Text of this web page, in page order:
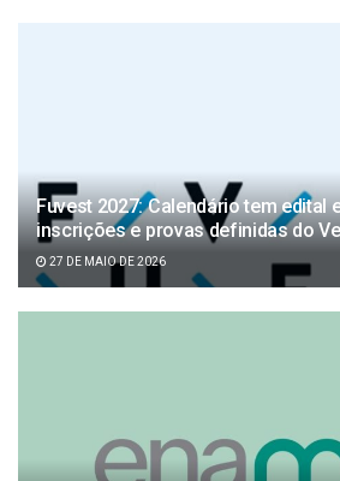
Fuvest 2027: Calendário tem edital
inscrições e provas definidas do
27 DE MAIO DE 2026